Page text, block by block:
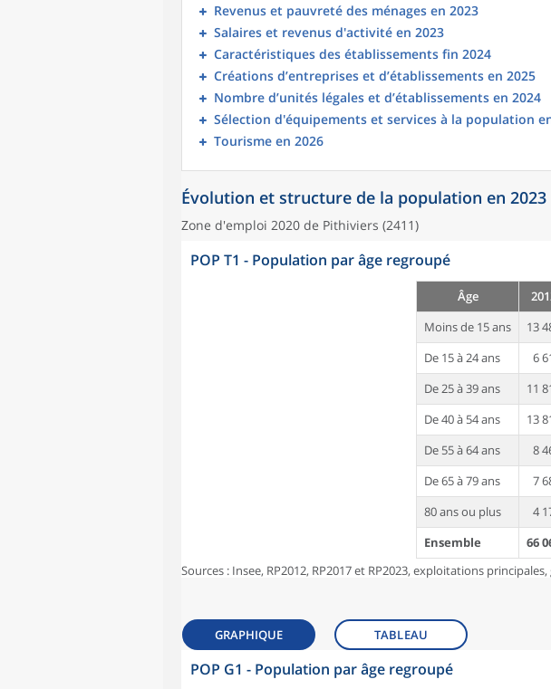
Revenus et pauvreté des ménages en 2023
Salaires et revenus d'activité en 2023
Caractéristiques des établissements fin 2024
Créations d’entreprises et d’établissements en 2025
Nombre d’unités légales et d’établissements en 2024
Sélection d'équipements et services à la population
Tourisme en 2026
Évolution et structure de la population en 2023
Zone d'emploi 2020 de Pithiviers (2411)
POP T1 - Population par âge regroupé
Âge
Moins de 15 ans
13
De 15 à 24 ans
6
De 25 à 39 ans
11
De 40 à 54 ans
13
De 55 à 64 ans
8
De 65 à 79 ans
7
80 ans ou plus
4
Ensemble
66
Sources : Insee, RP2012, RP2017 et RP2023, exploitations
GRAPHIQUE TABLEAU
POP G1 - Population par âge regroupé